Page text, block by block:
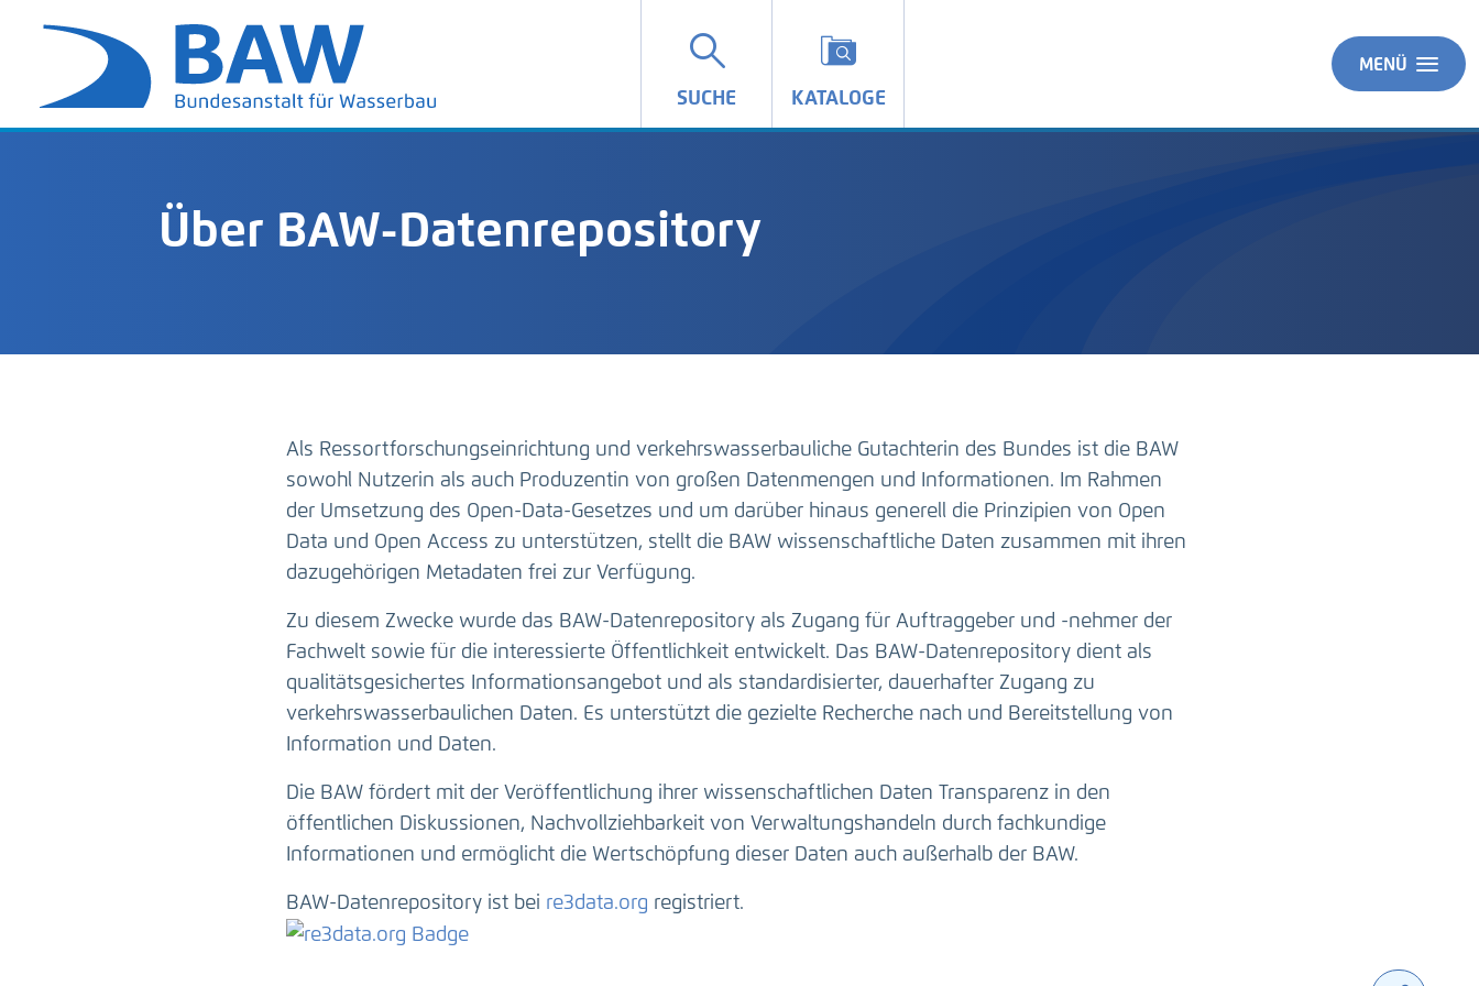
SUCHE KATALOGE
MENÜ
Über BAW-Datenrepository
Als Ressortforschungseinrichtung und verkehrswasserbauliche Gutachterin des Bundes ist die BAW
sowohl Nutzerin als auch Produzentin von großen Datenmengen und Informationen. Im Rahmen
der Umsetzung des Open-Data-Gesetzes und um darüber hinaus generell die Prinzipien von Open
Data und Open Access zu unterstützen, stellt die BAW wissenschaftliche Daten zusammen mit ihren
dazugehörigen Metadaten frei zur Verfügung.
Zu diesem Zwecke wurde das BAW-Datenrepository als Zugang für Auftraggeber und -nehmer der
Fachwelt sowie für die interessierte Öffentlichkeit entwickelt. Das BAW-Datenrepository dient als
qualitätsgesichertes Informationsangebot und als standardisierter, dauerhafter Zugang zu
verkehrswasserbaulichen Daten. Es unterstützt die gezielte Recherche nach und Bereitstellung von
Information und Daten.
Die BAW fördert mit der Veröffentlichung ihrer wissenschaftlichen Daten Transparenz in den
öffentlichen Diskussionen, Nachvollziehbarkeit von Verwaltungshandeln durch fachkundige
Informationen und ermöglicht die Wertschöpfung dieser Daten auch außerhalb der BAW.
BAW-Datenrepository ist bei re3data.org registriert.